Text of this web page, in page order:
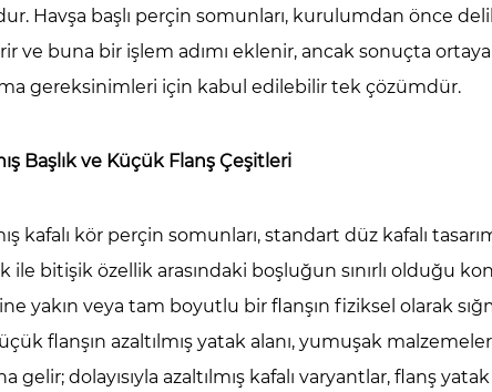
Havşa başlı perçin somunları, kurulumdan önce
ve buna bir işlem adımı eklenir, ancak sonuçta
gereksinimleri için kabul edilebilir tek çözümdür.
Başlık ve Küçük Flanş Çeşitleri
kafalı kör perçin somunları, standart düz kafalı
ile bitişik özellik arasındaki boşluğun sınırlı olduğu
yakın veya tam boyutlu bir flanşın fiziksel olarak
flanşın azaltılmış yatak alanı, yumuşak
gelir; dolayısıyla azaltılmış kafalı varyantlar, flanş